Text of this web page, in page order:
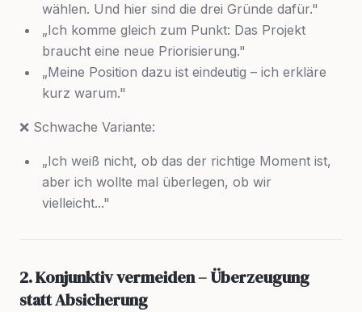
wählen. Und hier sind die drei Gründe dafür."
„Ich komme gleich zum Punkt: Das Projekt
braucht eine neue Priorisierung."
„Meine Position dazu ist eindeutig – ich erkläre
kurz warum."
❌ Schwache Variante:
„Ich weiß nicht, ob das der richtige Moment ist,
aber ich wollte mal überlegen, ob wir
vielleicht..."
2. Konjunktiv vermeiden – Überzeugung
statt Absicherung